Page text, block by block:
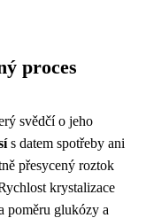
proces
svědčí o jeho
s datem spotřeby ani
přesycený roztok
krystalizace
poměru glukózy a